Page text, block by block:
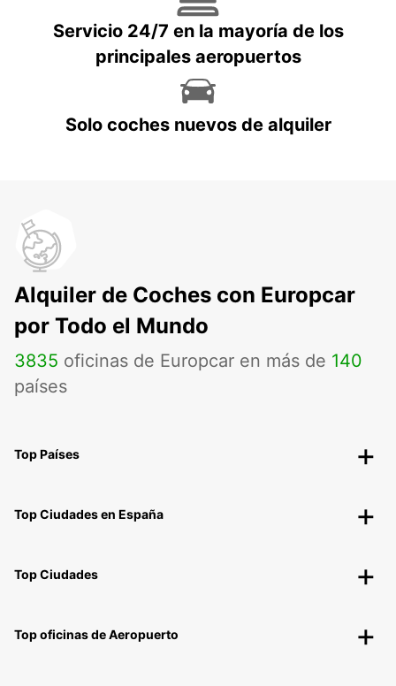
Servicio 24/7 en la mayoría de los
principales aeropuertos
Solo coches nuevos de alquiler
Alquiler de Coches con Europcar
por Todo el Mundo
3835 oficinas de Europcar en más de 140
países
Top Países
Top Ciudades en España
Top Ciudades
Top oficinas de Aeropuerto